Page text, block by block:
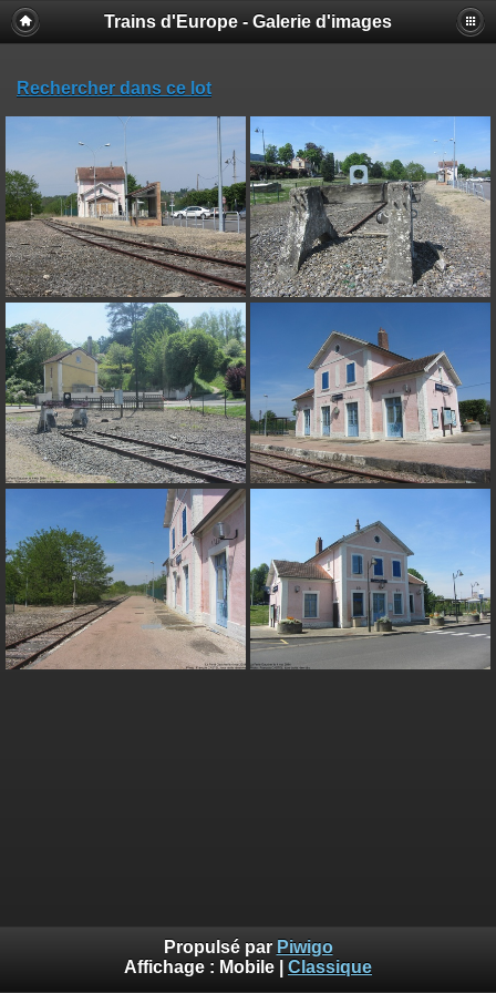
Trains d'Europe - Galerie d'images
Rechercher dans ce lot
Propulsé par Piwigo
Affichage : Mobile Classique